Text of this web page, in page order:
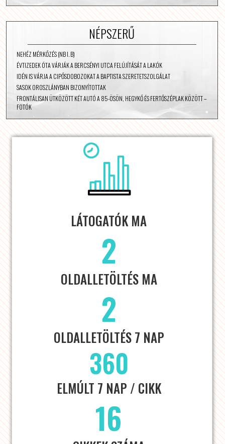
NÉPSZERŰ
NEHÉZ MÉRKŐZÉS (NB I. B)
ÉVTIZEDEK ÓTA VÁRJÁK A BERCSÉNYI UTCA FELÚJÍTÁSÁT A LAKÓK
IDÉN IS VÁRJA A CIPŐSDOBOZOKAT A BAPTISTA SZERETETSZOLGÁLAT
SASOK OROSZLÁNYBAN BIZONYÍTOTTAK
FRONTÁLISAN ÜTKÖZÖTT KÉT AUTÓ A 85-ÖSÖN, HEGYKŐ ÉS FERTŐSZÉPLAK KÖZÖTT –
FOTÓK
LÁTOGATÓK MA
2
OLDALLETÖLTÉS MA
2
OLDALLETÖLTÉS 7 NAP
360
ELMÚLT 7 NAP / CIKK
16